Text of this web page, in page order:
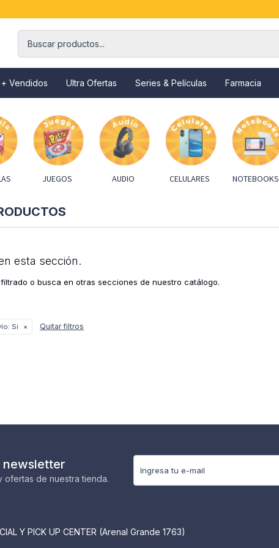
Vendidos Ultra Ofertas Series & Películas Farmacia
JUEGOS AUDIO CELULARES NOTEBOOKS
esta sección.
o busca en otras secciones de nuestro catálogo.
Si Quitar filtros
newsletter
de nuestra tienda.
Y PICK UP CENTER (Arenal Grande 1763)